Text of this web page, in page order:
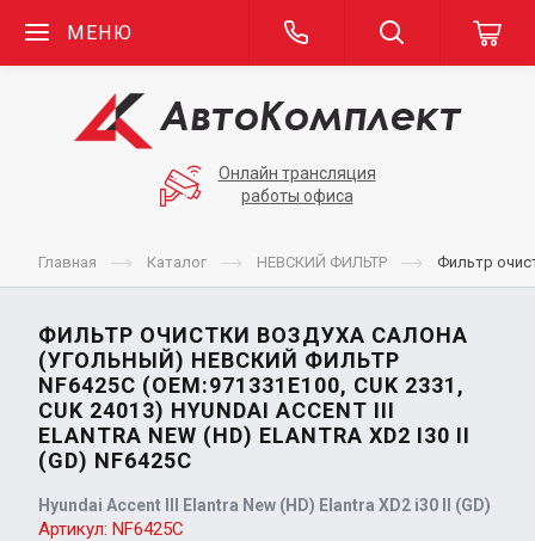
МЕНЮ
Онлайн трансляция
работы офиса
Главная Каталог НЕВСКИЙ ФИЛЬТР Фильтр
ФИЛЬТР ОЧИСТКИ ВОЗДУХА САЛОНА
(УГОЛЬНЫЙ) НЕВСКИЙ ФИЛЬТР
NF6425С (OEM:971331E100, CUK 2331,
CUK 24013) HYUNDAI ACCENT III
ELANTRA NEW (HD) ELANTRA XD2 I30 II
(GD) NF6425С
Hyundai Accent III Elantra New (HD) Elantra XD2 i30 II (GD)
Артикул: NF6425С